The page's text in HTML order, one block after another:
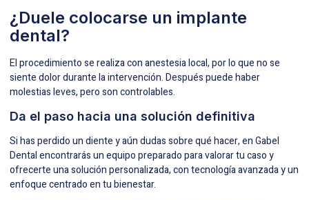
¿Duele colocarse un implante
dental?
El procedimiento se realiza con anestesia local, por lo que no se
siente dolor durante la intervención. Después puede haber
molestias leves, pero son controlables.
Da el paso hacia una solución definitiva
Si has perdido un diente y aún dudas sobre qué hacer, en Gabel
Dental encontrarás un equipo preparado para valorar tu caso y
ofrecerte una solución personalizada, con tecnología avanzada y un
enfoque centrado en tu bienestar.